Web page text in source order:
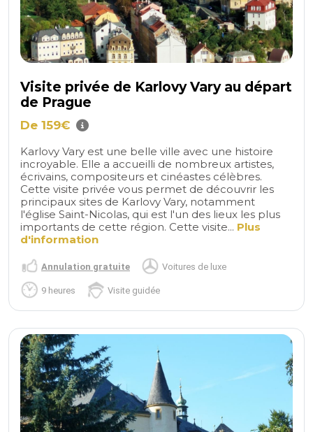
Visite privée de Karlovy Vary au départ
de Prague
De 159€
Karlovy Vary est une belle ville avec une histoire
incroyable. Elle a accueilli de nombreux artistes,
écrivains, compositeurs et cinéastes célèbres.
Cette visite privée vous permet de découvrir les
principaux sites de Karlovy Vary, notamment
l'église Saint-Nicolas, qui est l'un des lieux les plus
importants de cette région. Cette visite... Plus
d'information
Annulation gratuite Voitures de luxe
9 heures Visite guidée